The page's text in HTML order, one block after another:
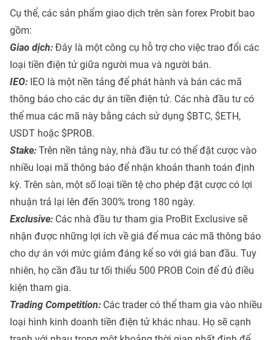
Cụ thể, các sản phẩm giao dịch trên sàn forex Probit bao
gồm:
Giao dịch: Đây là một công cụ hỗ trợ cho việc trao đổi các
loại tiền điện tử giữa người mua và người bán.
IEO: IEO là một nền tảng để phát hành và bán các mã
thông báo cho các dự án tiền điện tử. Các nhà đầu tư có
thể mua các mã này bằng cách sử dụng $BTC, $ETH,
USDT hoặc $PROB.
Stake: Trên nền tảng này, nhà đầu tư có thể đặt cược vào
nhiều loại mã thông báo để nhận khoản thanh toán định
kỳ. Trên sàn, một số loại tiền tệ cho phép đặt cược có lợi
nhuận trả lại lên đến 300% trong 180 ngày.
Exclusive: Các nhà đầu tư tham gia ProBit Exclusive sẽ
nhận được những lợi ích về giá để mua các mã thông báo
cho dự án với mức giảm đáng kể so với giá ban đầu. Tuy
nhiên, họ cần đầu tư tối thiểu 500 PROB Coin để đủ điều
kiện tham gia.
Trading Competition: Các trader có thể tham gia vào nhiều
loại hình kinh doanh tiền điện tử khác nhau. Họ sẽ cạnh